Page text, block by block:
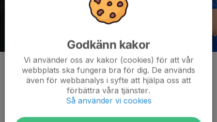
Kommentarer
Godkänn kakor
Vi använder oss av kakor (cookies) för att vår
webbplats ska fungera bra för dig. De används
även för webbanalys i syfte att hjälpa oss att
förbättra våra tjänster.
Så använder vi cookies